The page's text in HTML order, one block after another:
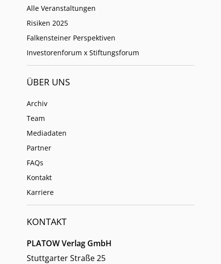
Alle Veranstaltungen
Risiken 2025
Falkensteiner Perspektiven
Investorenforum x Stiftungsforum
ÜBER UNS
Archiv
Team
Mediadaten
Partner
FAQs
Kontakt
Karriere
KONTAKT
PLATOW Verlag GmbH
Stuttgarter Straße 25